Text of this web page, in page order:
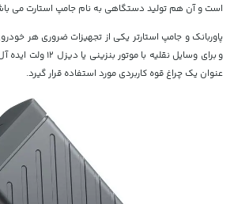
است و آن هم تولید دستگاهی به نام جامپ استارت می
پاوربانک و جامپ استارتر یکی از تجهیزات ضروری هر
و برای وسایل نقلیه با
عنوان یک چراغ قوه کاربردی مورد استفاده قرار گیرد.